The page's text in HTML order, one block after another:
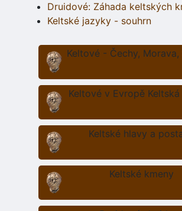
Druidové: Záhada keltských
Keltské jazyky - souhrn
Keltové - Čechy, Morava,
Keltové v Evropě
Keltské hlavy a
Keltské kmeny